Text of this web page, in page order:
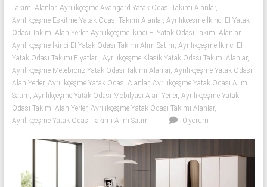
Yatak
odası
alan
yerler
olarak
2.el
yatak
odası,
Klasik
yatak
yatak
Takımı Alanlar, Ayrılıkçeşme Avangard Yatak Odası Takımı Alanlar,
Ayrılıkçeşme Eskitme Yatak Odası Takımı Alanlar, Ayrılıkçeşme İkinci El Yatak
Odası Takımı Alan Yerler, Ayrılıkçeşme İkinci El Yatak Odası Takımı Alanlar,
Ayrılıkçeşme İkinci El Yatak Odası Takımı Alım Satım Ayrılıkçeşme İkinci El
Yatak Odası Takımı Fiyatları Ayrılıkçeşme Klasik Yatak Odası Takımı Alanlar,
Ayrılıkçeşme Metebronz Yatak Odası Takımı Alanlar, Ayrılıkçeşme Yatak Odası
Alan Yerler, Ayrılıkçeşme Yatak Odası Alanlar, Ayrılıkçeşme Yatak Odası Alım
Satım Ayrılıkçeşme Yatak Odası Mobilyası Alan Yerler, Ayrılıkçeşme Yatak
Odası Takımı Alan Yerler, Ayrılıkçeşme Yatak Odası Takımı Alanlar,
Ayrılıkçeşme Yatak Odası Takımı Alım Satım
0 yorum